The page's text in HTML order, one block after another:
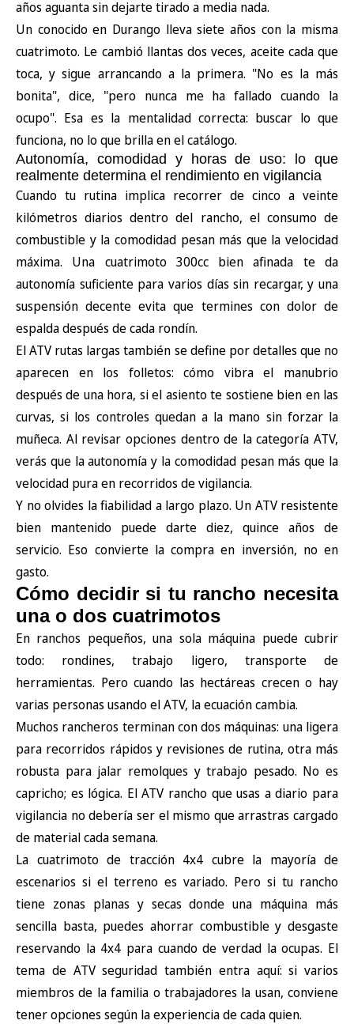
años aguanta sin dejarte tirado a media nada.
Un conocido en Durango lleva siete años con la misma
cuatrimoto. Le cambió llantas dos veces, aceite cada que
toca, y sigue arrancando a la primera. "No es la más
bonita", dice, "pero nunca me ha fallado cuando la
ocupo". Esa es la mentalidad correcta: buscar lo que
funciona, no lo que brilla en el catálogo.
Autonomía, comodidad y horas de uso: lo que
realmente determina el rendimiento en vigilancia
Cuando tu rutina implica recorrer de cinco a veinte
kilómetros diarios dentro del rancho, el consumo de
combustible y la comodidad pesan más que la velocidad
máxima. Una cuatrimoto 300cc bien afinada te da
autonomía suficiente para varios días sin recargar, y una
suspensión decente evita que termines con dolor de
espalda después de cada rondín.
El ATV rutas largas también se define por detalles que no
aparecen en los folletos: cómo vibra el manubrio
después de una hora, si el asiento te sostiene bien en las
curvas, si los controles quedan a la mano sin forzar la
muñeca. Al revisar opciones dentro de lacategoría ATV,
verás que la autonomía y la comodidad pesan más que la
velocidad pura en recorridos de vigilancia.
Y no olvides la fiabilidad a largo plazo. Un ATV resistente
bien mantenido puede darte diez, quince años de
servicio. Eso convierte la compra en inversión, no en
gasto.
Cómo decidir si tu rancho necesita
una o dos cuatrimotos
En ranchos pequeños, una sola máquina puede cubrir
todo: rondines, trabajo ligero, transporte de
herramientas. Pero cuando las hectáreas crecen o hay
varias personas usando el ATV, la ecuación cambia.
Muchos rancheros terminan con dos máquinas: una ligera
para recorridos rápidos y revisiones de rutina, otra más
robusta para jalar remolques y trabajo pesado. No es
capricho; es lógica. El ATV rancho que usas a diario para
vigilancia no debería ser el mismo que arrastras cargado
de material cada semana.
La cuatrimoto de tracción 4x4 cubre la mayoría de
escenarios si el terreno es variado. Pero si tu rancho
tiene zonas planas y secas donde una máquina más
sencilla basta, puedes ahorrar combustible y desgaste
reservando la 4x4 para cuando de verdad la ocupas. El
tema de ATV seguridad también entra aquí: si varios
miembros de la familia o trabajadores la usan, conviene
tener opciones según la experiencia de cada quien.